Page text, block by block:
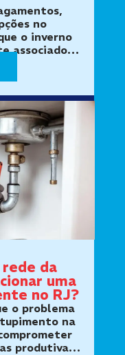
no
o inverno
associado a
de
da
uma
no RJ?
o problema
na
produtivas,